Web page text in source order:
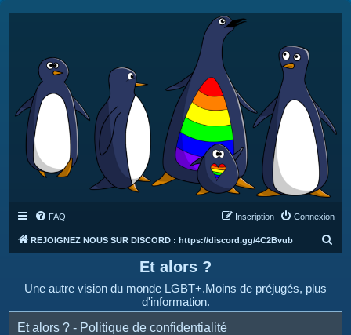
FAQ Connexion
Inscription
REJOIGNEZ NOUS SUR DISCORD : https://discord.gg/4C2Bvub
e
Et alors ?
Une autre vision du monde LGBT+.Moins de préjugés, plus
d'information.
Et alors ? - Politique de confidentialité